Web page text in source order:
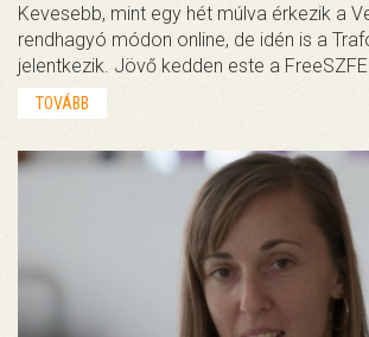
Kevesebb, mint egy hét múlva érkezik a
rendhagyó módon online, de idén is a
jelentkezik. Jövő kedden este a
TOVÁBB